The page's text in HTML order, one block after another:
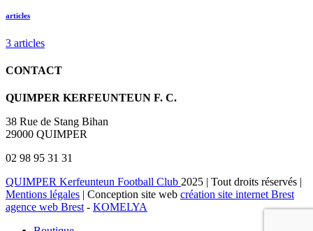
articles
3 articles
CONTACT
QUIMPER KERFEUNTEUN F. C.
38 Rue de Stang Bihan
29000 QUIMPER
02 98 95 31 31
QUIMPER Kerfeunteun Football Club 2025 | Tout droits réservés |
Mentions légales | Conception site web création site internet Brest
agence web Brest - KOMELYA